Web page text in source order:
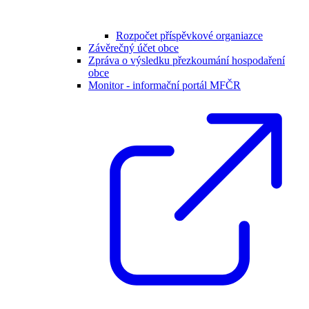
Rozpočet příspěvkové organiazce
Závěrečný účet obce
Zpráva o výsledku přezkoumání hospodaření
obce
Monitor - informační portál MFČR